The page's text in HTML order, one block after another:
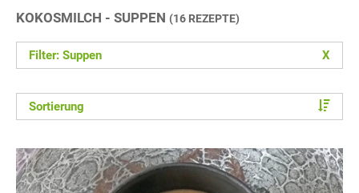
KOKOSMILCH - SUPPEN (16 REZEPTE)
Filter: Suppen X
Sortierung